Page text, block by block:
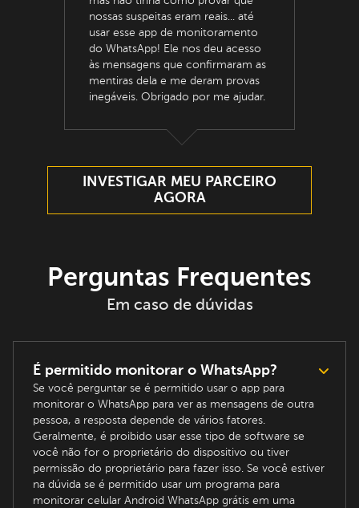
nossas suspeitas eram reais... até
usar esse app de monitoramento
do WhatsApp! Ele nos deu acesso
às mensagens que confirmaram as
mentiras dela e me deram provas
inegáveis. Obrigado por me ajudar.
INVESTIGAR MEU PARCEIRO
AGORA
Perguntas Frequentes
Em caso de dúvidas
É permitido monitorar o WhatsApp?
Se você perguntar se é permitido usar o app para
monitorar o WhatsApp para ver as mensagens de outra
pessoa, a resposta depende de vários fatores.
Geralmente, é proibido usar esse tipo de software se
você não for o proprietário do dispositivo ou tiver
permissão do proprietário para fazer isso. Se você estiver
na dúvida se é permitido usar um programa para
monitorar celular Android WhatsApp grátis em uma